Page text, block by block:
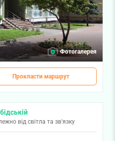
Фотогалерея
Прокласти маршрут
від світла та зв'язку